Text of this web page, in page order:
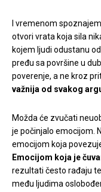
I vremenom
otvori vrata koja sila
kojem ljudi odustanu
pređu sa površine u
poverenje, a ne kroz
važnija od svakog
Možda će zvučati
je počinjalo emocijom.
emocijom koja
Emocijom koja je
rezultati često rađaju
među ljudima